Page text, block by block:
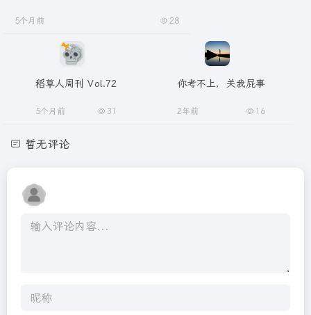
5个月前 28
稻草人周刊 Vol.72
5个月前 31
你考不上，关我屁事
2年前 16
暂无评论